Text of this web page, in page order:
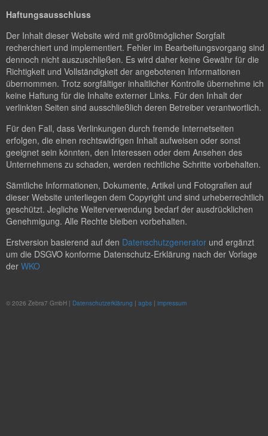
Haftungsausschluss
Der Inhalt dieser Website wird mit größtmöglicher Sorgfalt
recherchiert und implementiert. Fehler im Bearbeitungsvorgang sind
dennoch nicht auszuschließen. Es wird daher keine Gewähr für die
Richtigkeit und Vollständigkeit der angebotenen Informationen
übernommen. Trotz sorgfältiger inhaltlicher Kontrolle übernehme ich
keine Haftung für die Inhalte externer Links. Für den Inhalt der
verlinkten Seiten sind ausschließlich deren Betreiber verantwortlich.
Für den Fall, dass Verlinkungen durch fremde Internetseiten
erfolgen, die einen rechtswidrigen Inhalt aufweisen oder sonst
geeignet sein könnten, den Interessen oder dem Ansehen des
Unternehmens zu schaden, werden rechtliche Schritte vorbehalten.
Sämtliche Informationen, Dokumente, Artikel und Fotografien auf
dieser Website unterliegen dem Copyright und sind urheberrechtlich
geschützt. Jegliche Weiterverwendung bedarf der ausdrücklichen
Genehmigung. Alle Rechte bleiben vorbehalten.
Erstversion basierend auf den Datenschutzgenerator und ergänzt
um die DSGVO konforme Datenschutz-Erklärung nach der Vorlage
der WKO
© 2026 Zebra7 GmbH | Datenschutzerklärung | agbs | impressum